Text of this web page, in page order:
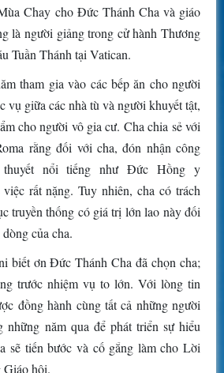
Chay cho Đức Thánh Cha và giáo
là người giảng trong cử hành Thương
Tuần Thánh tại Vatican.
tham gia vào các bếp ăn cho người
vụ giữa các nhà tù và người khuyết tật,
cho người vô gia cư. Cha chia sẻ với
rằng đối với cha, đón nhận công
nổi tiếng như Đức Hồng y
việc rất nặng. Tuy nhiên, cha có trách
truyền thống có giá trị lớn lao này đối
của cha.
biết ơn Đức Thánh Cha đã chọn cha;
trước nhiệm vụ to lớn. Với lòng tin
đồng hành cùng tất cả những người
những năm qua để phát triển sự hiểu
sẽ tiến bước và cố gắng làm cho Lời
Giáo hội.